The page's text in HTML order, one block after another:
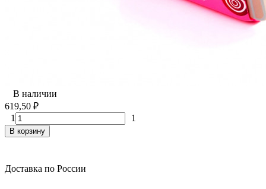
В наличии
619,50 ₽
1
1
В корзину
Доставка по России